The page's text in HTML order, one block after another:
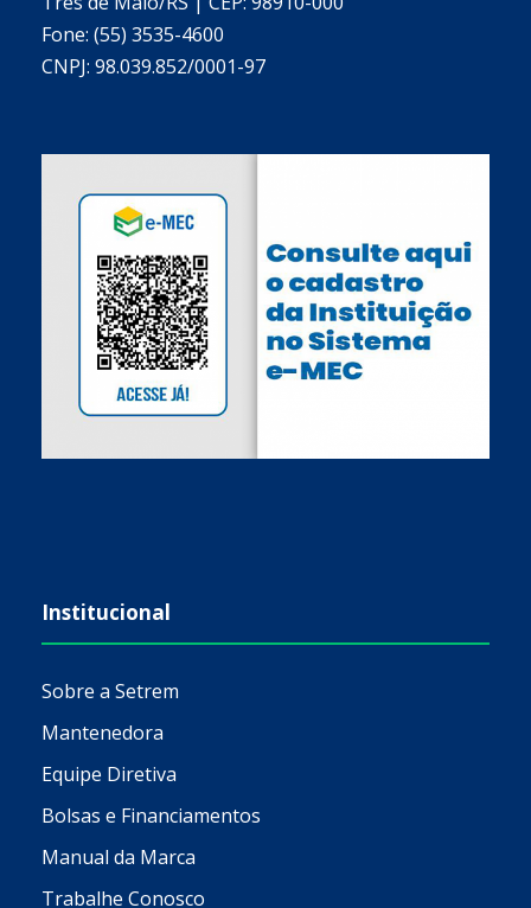
Fone: (55) 3535-4600
CNPJ: 98.039.852/0001-97
Institucional
Sobre a Setrem
Mantenedora
Equipe Diretiva
Bolsas e Financiamentos
Manual da Marca
Trabalhe Conosco